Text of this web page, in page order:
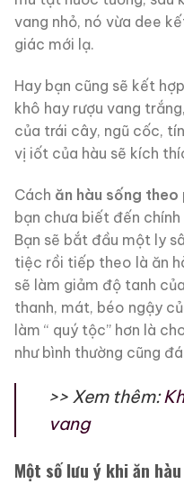
vang nhỏ, nó vừa dee
giác mới lạ.
Hay bạn cũng sẽ kết
khô hay rượu vang
của trái cây, ngũ cốc,
vị iốt của hàu sẽ kích
Cách ăn hàu sống theo
bạn chưa biết đến
Bạn sẽ bắt đầu một ly
tiệc rồi tiếp theo là ăn
sẽ làm giảm độ tanh
thanh, mát, béo ngậy
làm “ quý tộc” hơn là
như bình thường cũng
>> Xem thêm:
vang
Một số lưu ý khi ăn